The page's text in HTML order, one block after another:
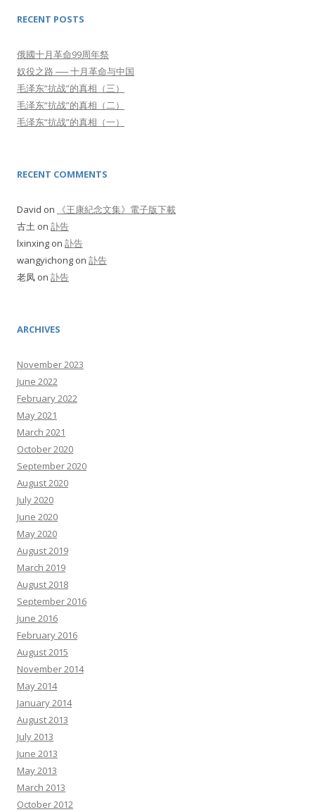
RECENT POSTS
俄國十月革命99周年祭
奴役之路 ── 十月革命与中国
毛泽东“抗战”的真相（三）
毛泽东“抗战”的真相（二）
毛泽东“抗战”的真相（一）
RECENT COMMENTS
David on
《王康紀念文集》電子版下載
古土 on 訃告
lxinxing on 訃告
wangyichong on 訃告
老凤 on 訃告
ARCHIVES
November 2023
June 2022
February 2022
May 2021
March 2021
October 2020
September 2020
August 2020
July 2020
June 2020
May 2020
August 2019
March 2019
August 2018
September 2016
June 2016
February 2016
August 2015
November 2014
May 2014
January 2014
August 2013
July 2013
June 2013
May 2013
March 2013
October 2012